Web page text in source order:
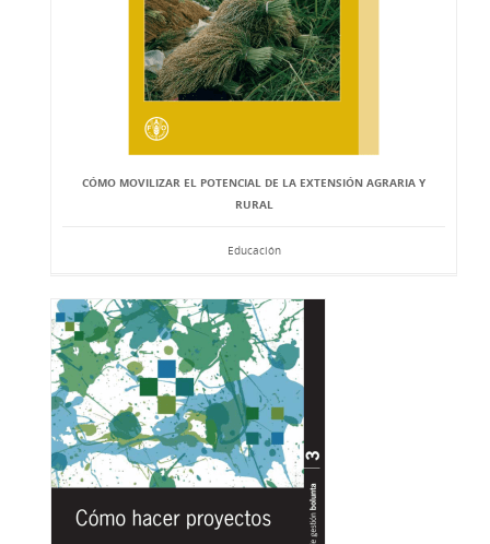
CÓMO MOVILIZAR EL POTENCIAL DE LA EXTENSIÓN AGRARIA Y
RURAL
Educación